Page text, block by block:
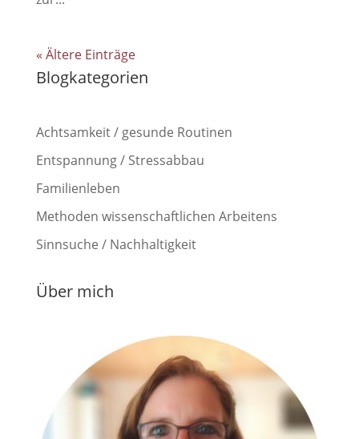
« Ältere Einträge
Blogkategorien
Achtsamkeit / gesunde Routinen
Entspannung / Stressabbau
Familienleben
Methoden wissenschaftlichen Arbeitens
Sinnsuche / Nachhaltigkeit
Über mich